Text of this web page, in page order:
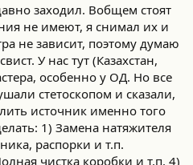
заходил. Вобщем стоят
не имеют, я снимал их и
не зависит, поэтому думаю
У нас тут (Казахстан,
особенно у ОД. Но все
стетоскопом и сказали,
источник именно того
1) Замена натяжителя
распорки и т.п.
чистка коробки и т.п. 4)